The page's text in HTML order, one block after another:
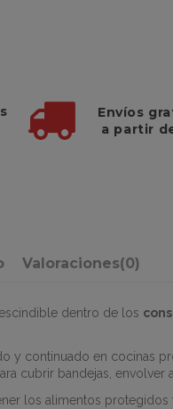
Envíos
a partir
Valoraciones(0)
dentro de los
y continuado en cocinas
cubrir bandejas,
los alimentos